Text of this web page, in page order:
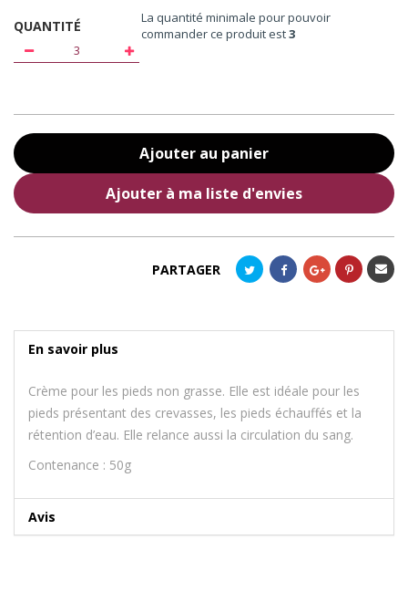
QUANTITÉ
La quantité minimale pour pouvoir
commander ce produit est3
Ajouter au panier
Ajouter à ma liste d'envies
à un
PARTAGER
En savoir plus
Crème pour les pieds non grasse. Elle est idéale pour les
pieds présentant des crevasses, les pieds échauffés et la
rétention d’eau. Elle relance aussi la circulation du sang.
Contenance : 50g
Avis